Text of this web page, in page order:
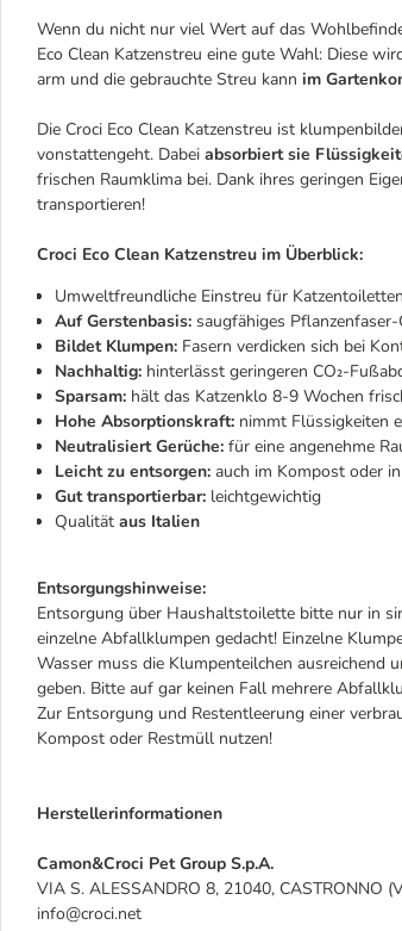
Wenn du nicht nur viel Wert auf das
Eco Clean Katzenstreu eine gute Wahl: Diese
arm und die gebrauchte Streu kann im
Die Croci Eco Clean Katzenstreu ist
vonstattengeht. Dabei absorbiert sie
frischen Raumklima bei. Dank ihres geringen
transportieren!
Croci Eco Clean Katzenstreu im Überblick:
Umweltfreundliche Einstreu für Katzentoiletten
Auf Gerstenbasis: saugfähiges
Bildet Klumpen: Fasern verdicken sich bei
Nachhaltig: hinterlässt geringeren CO₂-
Sparsam: hält das Katzenklo 8-9 Wochen
Hohe Absorptionskraft: nimmt Flüssigkeiten
Neutralisiert Gerüche: für eine angenehme
Leicht zu entsorgen: auch im Kompost oder
Gut transportierbar: leichtgewichtig
Qualität aus Italien
Entsorgungshinweise:
Entsorgung über Haushaltstoilette bitte nur in
einzelne Abfallklumpen gedacht! Einzelne
Wasser muss die Klumpenteilchen ausreichend
geben. Bitte auf gar keinen Fall mehrere
Zur Entsorgung und Restentleerung einer
Kompost oder Restmüll nutzen!
Herstellerinformationen
Camon&Croci Pet Group S.p.A.
VIA S. ALESSANDRO 8, 21040, CASTRONNO
info@croci.net